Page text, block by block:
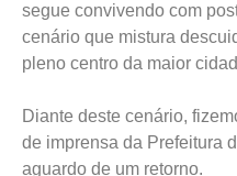
segue convivendo com
cenário que mistura
pleno centro da maior
Diante deste cenário,
de imprensa da Prefeitura
aguardo de um retorno.